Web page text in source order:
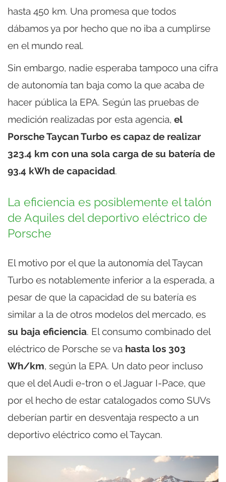
hasta 450 km. Una promesa que todos
dábamos ya por hecho que no iba a cumplirse
en el mundo real.
Sin embargo, nadie esperaba tampoco una cifra
de autonomía tan baja como la que acaba de
hacer pública la EPA. Según las pruebas de
medición realizadas por esta agencia, el
Porsche Taycan Turbo es capaz de realizar
323.4 km con una sola carga de su batería de
93.4 kWh de capacidad.
La eficiencia es posiblemente el talón
de Aquiles del deportivo eléctrico de
Porsche
El motivo por el que la autonomía del Taycan
Turbo es notablemente inferior a la esperada, a
pesar de que la capacidad de su batería es
similar a la de otros modelos del mercado, es
su baja eficiencia. El consumo combinado del
eléctrico de Porsche se va hasta los 303
Wh/km, según la EPA. Un dato peor incluso
que el del Audi e-tron o el Jaguar I-Pace, que
por el hecho de estar catalogados como SUVs
deberían partir en desventaja respecto a un
deportivo eléctrico como el Taycan.